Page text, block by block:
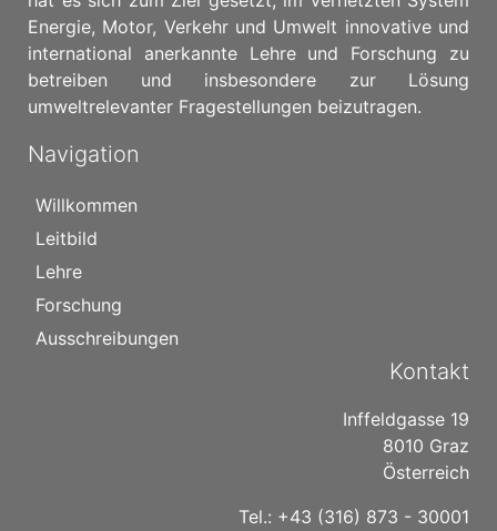
Energie, Motor, Verkehr und Umwelt innovative und
international anerkannte Lehre und Forschung zu
betreiben und insbesondere zur Lösung
umweltrelevanter Fragestellungen beizutragen.
Navigation
Willkommen
Leitbild
Lehre
Forschung
Ausschreibungen
Kontakt
Inffeldgasse 19
8010 Graz
Österreich
Tel.: +43 (316) 873 - 30001